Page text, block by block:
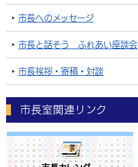
市長へのメッセージ
市長と話そう ふれあい座談会
市長挨拶・寄稿・対談
市長室関連リンク